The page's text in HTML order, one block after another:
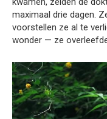
maximaal drie dagen.
voorstellen ze al te
wonder — ze